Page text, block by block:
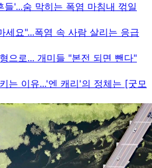
'...숨 막히는 폭염 마침내 꺾일
세요"...폭염 속 사람 살리는 응급
으로... 개미들 "본전 되면 뺀다"
는 이유...'엔 캐리'의 정체는 [굿모